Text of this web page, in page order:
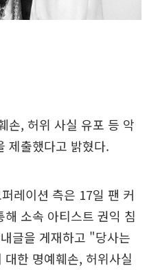
손, 허위 사실 유포 등 악
제출했다고 밝혔다.
레이션 측은 17일 팬 커
소속 아티스트 권익 침
글을 게재하고 "당사는
한 명예훼손, 허위사실